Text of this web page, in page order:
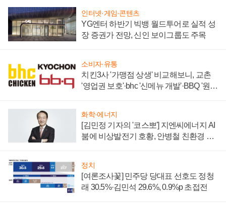
인터넷·게임·콘텐츠
YG엔터 하반기 빅뱅 월드투어로 실적 성
장 증권가 전망, 신인 보이그룹도 주목
소비자·유통
치킨3사 '가맹점 상생' 비교해보니, 교촌
'영업권 보호'·bhc '신메뉴 개발'·BBQ '원가
화학·에너지
[김민정 기자의 '코스뽀'] 지엔씨에너지 AI
붐에 비상발전기 호황, 안병철 친환경 에
정치
[여론조사꽃] 민주당 당대표 선호도 정청
래 30.5%·김민석 29.6%, 0.9%p 초접전